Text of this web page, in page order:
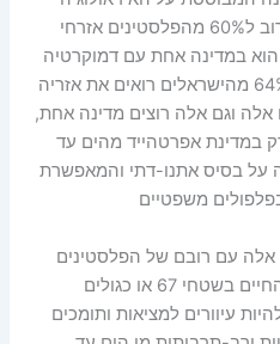
הגזענית הציונית. לא במקרה קרוב ל60% מהפלסטינים אזרחי
במדינה אחת עם דמוקרטיה
ממשית מהים עד הנהר, בעוד 64% מהישראלים רואים את אזריה
אלה וגם אלה רוצים מדינה אחת,
במדינת אפרטהייד מהים עד
על בסיס אתנו-דתי והמאפשרת
אלה עם רובם של הפלסטינים
אזרחי מדינת ישראל, ועם אלה החיים בשטחי 67 או כגולים
עיוורים למציאות ותומכים